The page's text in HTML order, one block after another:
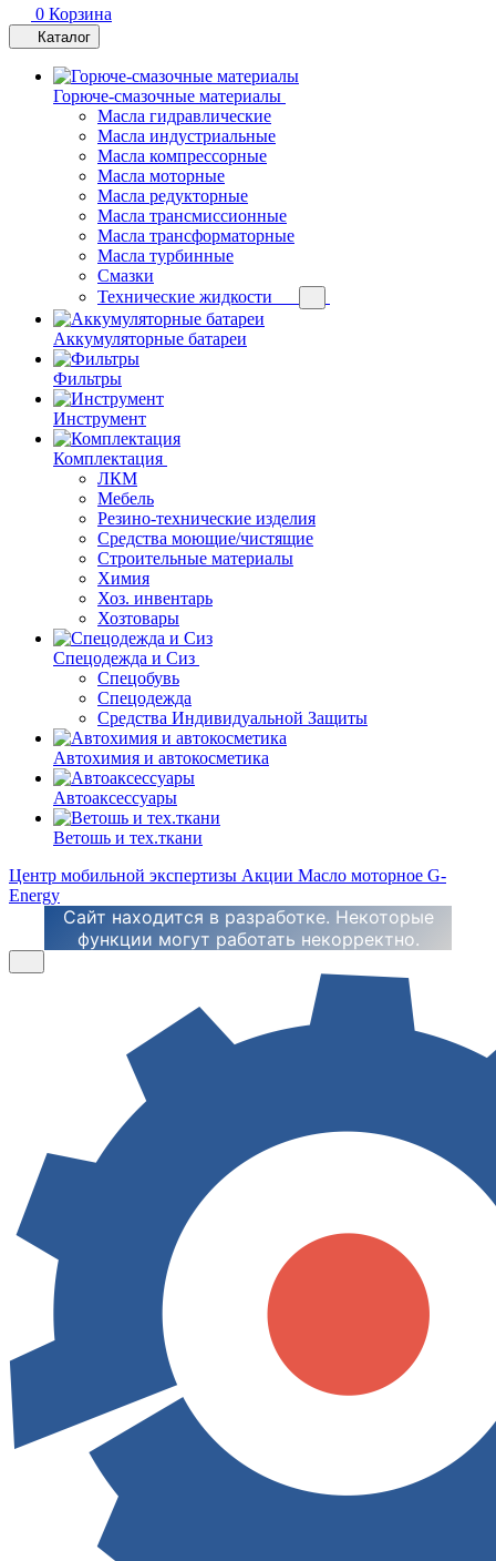
0 Корзина
Каталог
Горюче-смазочные материалы
Масла гидравлические
Масла индустриальные
Масла компрессорные
Масла моторные
Масла редукторные
Масла трансмиссионные
Масла трансформаторные
Масла турбинные
Смазки
Технические жидкости
Аккумуляторные батареи
Фильтры
Инструмент
Комплектация
ЛКМ
Мебель
Резино-технические изделия
Средства моющие/чистящие
Строительные материалы
Химия
Хоз. инвентарь
Хозтовары
Спецодежда и Сиз
Спецобувь
Спецодежда
Средства Индивидуальной Защиты
Автохимия и автокосметика
Автоаксессуары
Ветошь и тех.ткани
Центр мобильной экспертизы Акции Масло моторное G-
Energy
Сайт находится в разработке. Некоторые
функции могут работать некорректно.